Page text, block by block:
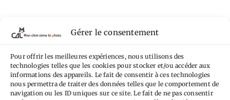
Gérer le consentement
Pour offrir les meilleures expériences, nous utilisons des
technologies telles que les cookies pour stocker et/ou accéder aux
informations des appareils. Le fait de consentir à ces technologies
nous permettra de traiter des données telles que le comportement de
navigation ou les ID uniques sur ce site. Le fait de ne pas consentir
Tags
AilleursAimez-vous bordelAllemagne Andorre